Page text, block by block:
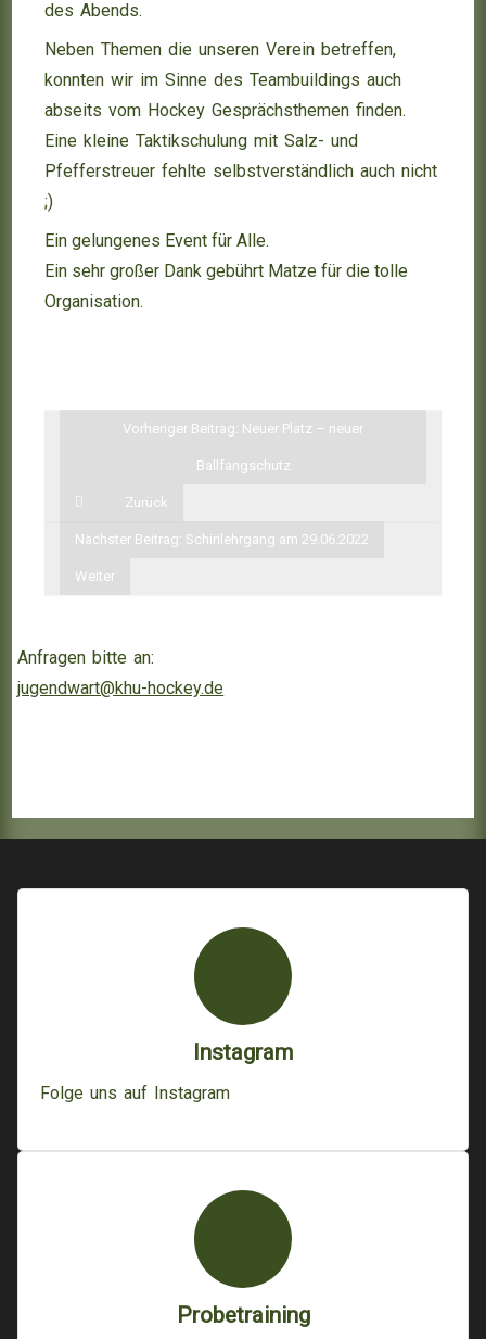
des Abends.
Neben Themen die unseren Verein betreffen,
konnten wir im Sinne des Teambuildings auch
abseits vom Hockey Gesprächsthemen finden.
Eine kleine Taktikschulung mit Salz- und
Pfefferstreuer fehlte selbstverständlich auch nicht
;)
Ein gelungenes Event für Alle.
Ein sehr großer Dank gebührt Matze für die tolle
Organisation.
Vorheriger Beitrag: Neuer Platz – neuer
Ballfangschutz
Zurück
Nächster Beitrag: Schirilehrgang am 29.06.2022
Weiter
Anfragen bitte an:
jugendwart@khu-hockey.de
Instagram
Folge uns auf Instagram
Probetraining